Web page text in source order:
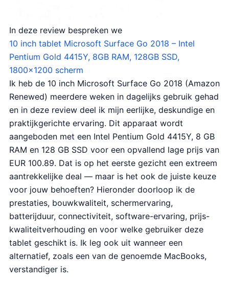
In deze review bespreken we
10 inch tablet Microsoft Surface Go 2018 – Intel
Pentium Gold 4415Y, 8GB RAM, 128GB SSD,
1800×1200 scherm
Ik heb de 10 inch Microsoft Surface Go 2018 (Amazon
Renewed) meerdere weken in dagelijks gebruik gehad
en in deze review deel ik mijn eerlijke, deskundige en
praktijkgerichte ervaring. Dit apparaat wordt
aangeboden met een Intel Pentium Gold 4415Y, 8 GB
RAM en 128 GB SSD voor een opvallend lage prijs van
EUR 100.89. Dat is op het eerste gezicht een extreem
aantrekkelijke deal — maar is het ook de juiste keuze
voor jouw behoeften? Hieronder doorloop ik de
prestaties, bouwkwaliteit, schermervaring,
batterijduur, connectiviteit, software-ervaring, prijs-
kwaliteitverhouding en voor welke gebruiker deze
tablet geschikt is. Ik leg ook uit wanneer een
alternatief, zoals een van de genoemde MacBooks,
verstandiger is.